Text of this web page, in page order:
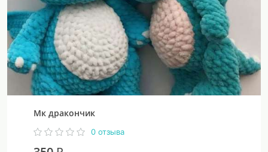
Мк дракончик
0 отзыва